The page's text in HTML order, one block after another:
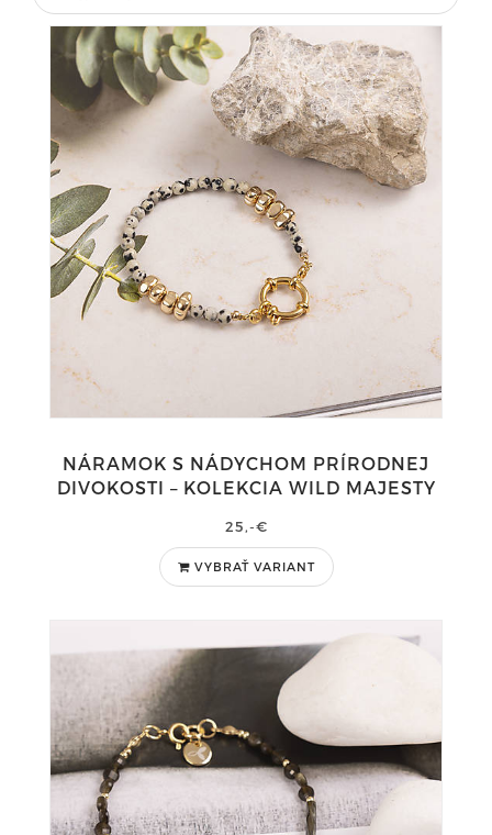
NÁRAMOK S NÁDYCHOM PRÍRODNEJ
DIVOKOSTI – KOLEKCIA WILD MAJESTY
25,-€
VYBRAŤ VARIANT